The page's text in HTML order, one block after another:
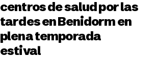
centros de salud por las
tardes en Benidorm en
plena temporada
estival